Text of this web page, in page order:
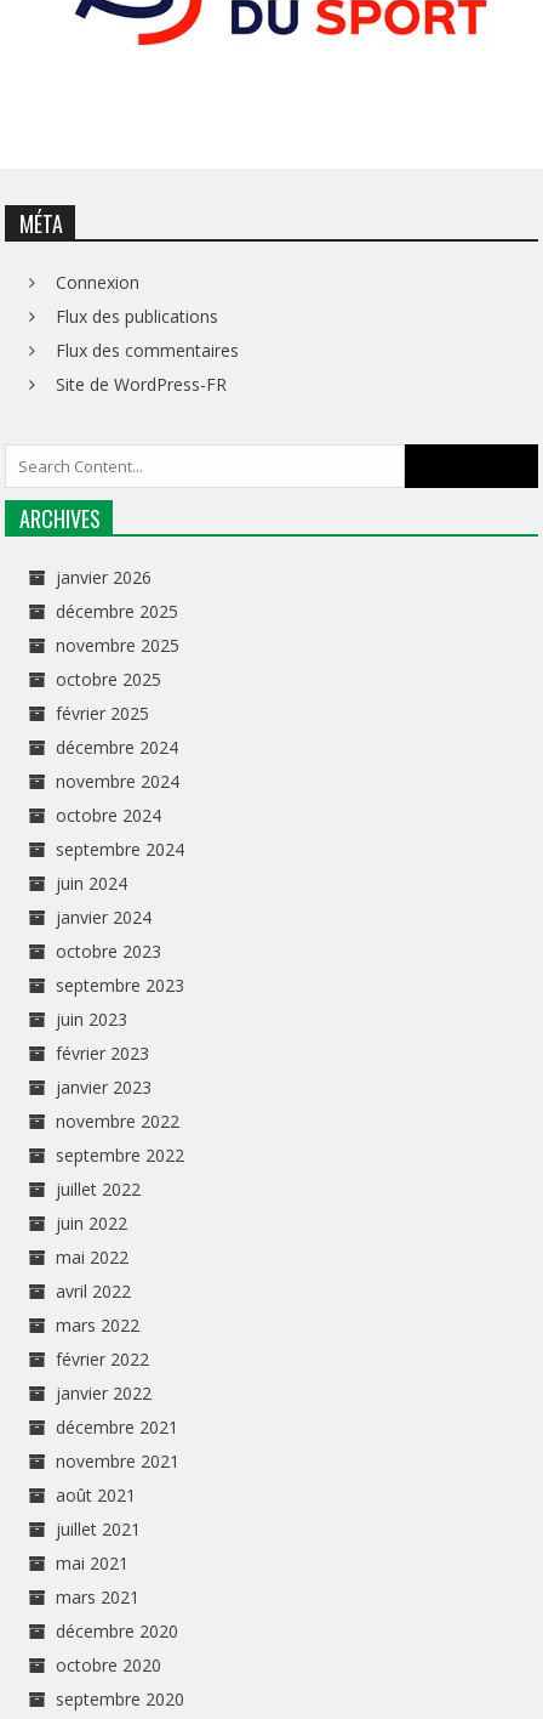
MÉTA
Connexion
Flux des publications
Flux des commentaires
Site de WordPress-FR
ARCHIVES
janvier 2026
décembre 2025
novembre 2025
octobre 2025
février 2025
décembre 2024
novembre 2024
octobre 2024
septembre 2024
juin 2024
janvier 2024
octobre 2023
septembre 2023
juin 2023
février 2023
janvier 2023
novembre 2022
septembre 2022
juillet 2022
juin 2022
mai 2022
avril 2022
mars 2022
février 2022
janvier 2022
décembre 2021
novembre 2021
août 2021
juillet 2021
mai 2021
mars 2021
décembre 2020
octobre 2020
septembre 2020